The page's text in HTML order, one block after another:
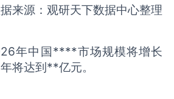
来源：观研天下数据中心整理
年中国****市场规模将增长
将达到**亿元。